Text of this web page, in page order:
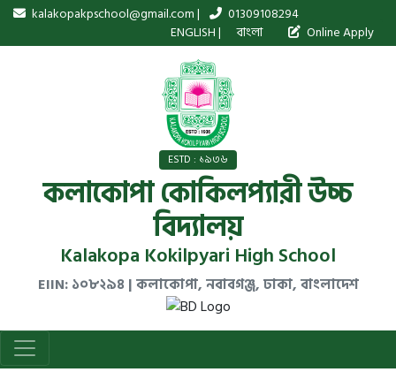
kalakopakpschool@gmail.com |
01309108294
ENGLISH| বাংলা Online Apply
ESTD : ১৯৩৬
কলাকোপা কোকিলপ্যারী উচ্চ
বিদ্যালয়
Kalakopa Kokilpyari High School
EIIN: ১০৮২৯৪ | কলাকোপা, নবাবগঞ্জ, ঢাকা, বাংলাদেশ